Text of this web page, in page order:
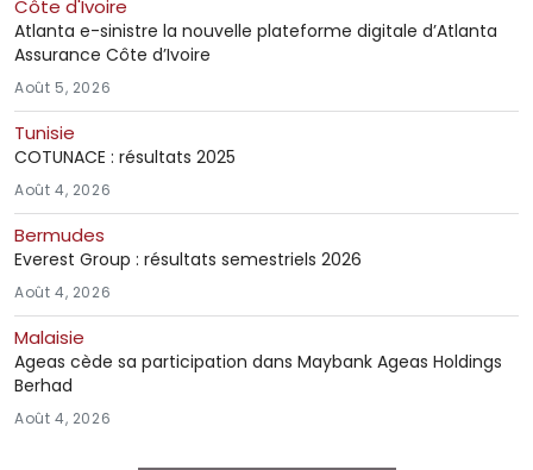
Côte d'Ivoire
Atlanta e-sinistre la nouvelle plateforme digitale d’Atlanta
Assurance Côte d’Ivoire
Août 5, 2026
Tunisie
COTUNACE : résultats 2025
Août 4, 2026
Bermudes
Everest Group : résultats semestriels 2026
Août 4, 2026
Malaisie
Ageas cède sa participation dans Maybank Ageas Holdings
Berhad
Août 4, 2026